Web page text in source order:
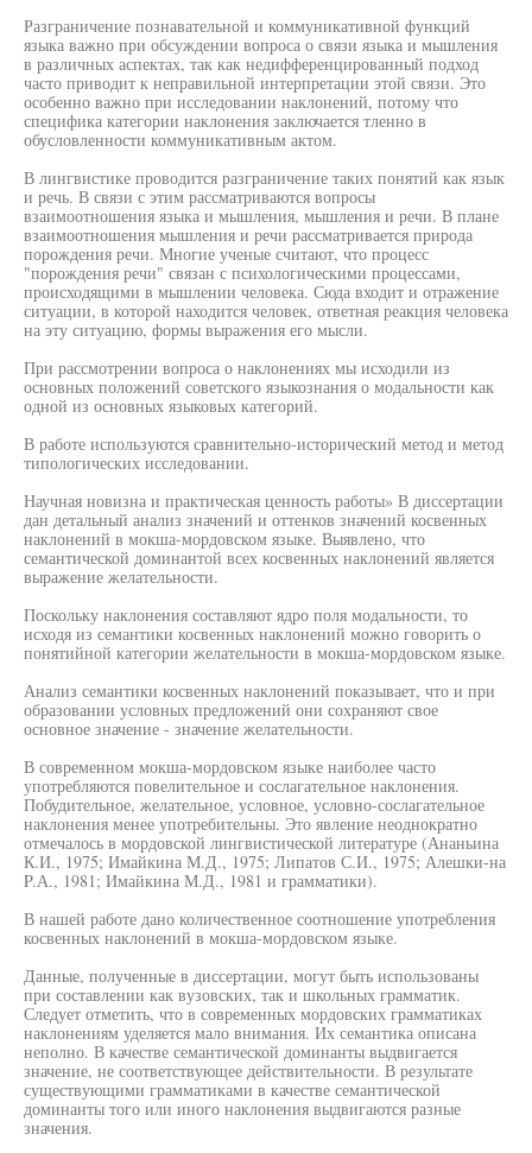
Разграничение познавательной и коммуникативной функций
языка важно при обсуждении вопроса о связи языка и мышления
в различных аспектах, так как недифференцированный подход
часто приводит к неправильной интерпретации этой связи. Это
особенно важно при исследовании наклонений, потому что
специфика категории наклонения заключается тленно в
обусловленности коммуникативным актом.
В лингвистике проводится разграничение таких понятий как язык
и речь. В связи с этим рассматриваются вопросы
взаимоотношения языка и мышления, мышления и речи. В плане
взаимоотношения мышления и речи рассматривается природа
порождения речи. Многие ученые считают, что процесс
"порождения речи" связан с психологическими процессами,
происходящими в мышлении человека. Сюда входит и отражение
ситуации, в которой находится человек, ответная реакция человека
на эту ситуацию, формы выражения его мысли.
При рассмотрении вопроса о наклонениях мы исходили из
основных положений советского языкознания о модальности как
одной из основных языковых категорий.
В работе используются сравнительно-исторический метод и метод
типологических исследовании.
Научная новизна и практическая ценность работы» В диссертации
дан детальный анализ значений и оттенков значений косвенных
наклонений в мокша-мордовском языке. Выявлено, что
семантической доминантой всех косвенных наклонений является
выражение желательности.
Поскольку наклонения составляют ядро поля модальности, то
исходя из семантики косвенных наклонений можно говорить о
понятийной категории желательности в мокша-мордовском языке.
Анализ семантики косвенных наклонений показывает, что и при
образовании условных предложений они сохраняют свое
основное значение - значение желательности.
В современном мокша-мордовском языке наиболее часто
употребляются повелительное и сослагательное наклонения.
Побудительное, желательное, условное, условно-сослагательное
наклонения менее употребительны. Это явление неоднократно
отмечалось в мордовской лингвистической литературе (Ананьина
К.И., 1975; Имайкина М.Д., 1975; Липатов С.И., 1975; Алешки-на
P.А., 1981; Имайкина М.Д., 1981 и грамматики).
В нашей работе дано количественное соотношение употребления
косвенных наклонений в мокша-мордовском языке.
Данные, полученные в диссертации, могут быть использованы
при составлении как вузовских, так и школьных грамматик.
Следует отметить, что в современных мордовских грамматиках
наклонениям уделяется мало внимания. Их семантика описана
неполно. В качестве семантической доминанты выдвигается
значение, не соответствующее действительности. В результате
существующими грамматиками в качестве семантической
доминанты того или иного наклонения выдвигаются разные
значения.